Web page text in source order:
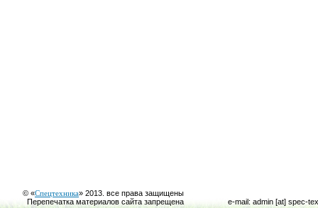
© «Спецтехника» 2013. все права защищены
Перепечатка материалов сайта запрещена
e-mail: admin [at] spec-